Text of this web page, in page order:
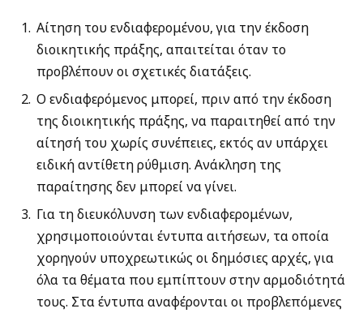
Αίτηση του ενδιαφερομένου, για την έκδοση
διοικητικής πράξης, απαιτείται όταν το
προβλέπουν οι σχετικές διατάξεις.
Ο ενδιαφερόμενος μπορεί, πριν από την έκδοση
της διοικητικής πράξης, να παραιτηθεί από την
αίτησή του χωρίς συνέπειες, εκτός αν υπάρχει
ειδική αντίθετη ρύθμιση. Ανάκληση της
παραίτησης δεν μπορεί να γίνει.
Για τη διευκόλυνση των ενδιαφερομένων,
χρησιμοποιούνται έντυπα αιτήσεων, τα οποία
χορηγούν υποχρεωτικώς οι δημόσιες αρχές, για
όλα τα θέματα που εμπίπτουν στην αρμοδιότητά
τους. Στα έντυπα αναφέρονται οι προβλεπόμενες